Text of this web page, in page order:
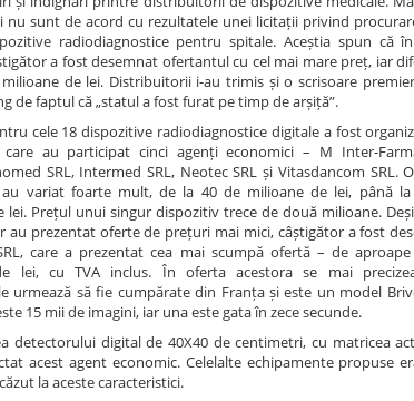
nu sunt de acord cu rezultatele unei licitații privind
radiodiagnostice pentru spitale. Aceștia spun că
a fost desemnat ofertantul cu cel mai mare preț, iar
de lei. Distribuitorii i-au trimis și o scrisoare
de faptul că „statul a fost furat pe timp de arșiță”.
cele 18 dispozitive radiodiagnostice digitale a fost
au participat cinci agenți economici – M Inter-
SRL, Intermed SRL, Neotec SRL și Vitasdancom SRL.
variat foarte mult, de la 40 de milioane de lei, până
lei. Prețul unui singur dispozitiv trece de două milioane.
au prezentat oferte de prețuri mai mici, câștigător a fost
care a prezentat cea mai scumpă ofertă – de
lei, cu TVA inclus. În oferta acestora se mai
urmează să fie cumpărate din Franța și este un model
15 mii de imagini, iar una este gata în zece secunde.
detectorului digital de 40X40 de centimetri, cu matricea
acest agent economic. Celelalte echipamente propuse
la aceste caracteristici.